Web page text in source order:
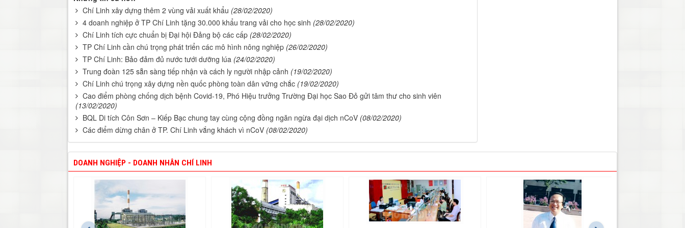
Chí Linh xây dựng thêm 2 vùng vải xuất khẩu (28/02/2020)
4 doanh nghiệp ở TP Chí Linh tặng 30.000 khẩu trang vải cho học sinh (28/02/2020)
Chí Linh tích cực chuẩn bị Đại hội Đảng bộ các cấp (28/02/2020)
TP Chí Linh cần chú trọng phát triển các mô hình nông nghiệp (26/02/2020)
TP Chí Linh: Bảo đảm đủ nước tưới dưỡng lúa (24/02/2020)
Trung đoàn 125 sẵn sàng tiếp nhận và cách ly người nhập cảnh (19/02/2020)
Chí Linh chú trọng xây dựng nền quốc phòng toàn dân vững chắc (19/02/2020)
Cao điểm phòng chống dịch bệnh Covid-19, Phó Hiệu trưởng Trường Đại học Sao Đỏ gửi tâm thư cho sinh viên
(13/02/2020)
BQL Di tích Côn Sơn – Kiếp Bạc chung tay cùng cộng đồng ngăn ngừa đại dịch nCoV (08/02/2020)
Các điểm dừng chân ở TP. Chí Linh vắng khách vì nCoV (08/02/2020)
DOANH NGHIỆP - DOANH NHÂN CHÍ LINH